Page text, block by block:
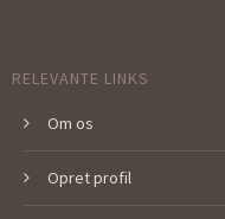
RELEVANTE LINKS
Om os
Opret profil